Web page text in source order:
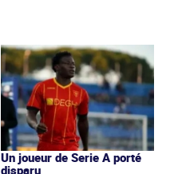
Un joueur de Serie A porté
disparu